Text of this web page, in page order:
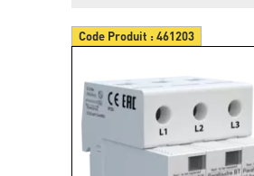
Code Produit :461203